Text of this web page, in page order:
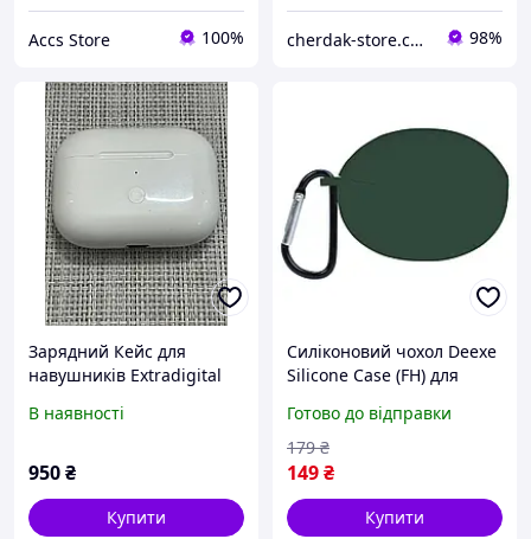
Accs Store 100% cherdak-store.com.ua 98%
Зарядний Кейс для
навушників Extradigital
L
В наявності
950₴
Купити
Силіконовий чохол Deexe
Silicone Case (FH) для
Midnight Green
Готово до відправки
149₴
179 ₴
Купити